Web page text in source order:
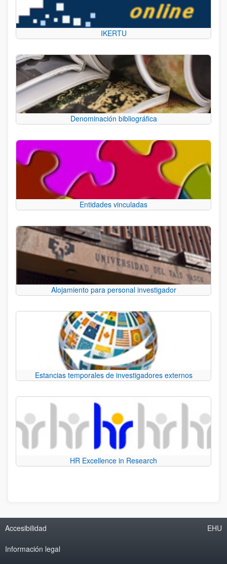
IKERTU
Denominación bibliográfica
Entidades vinculadas
Alojamiento para personal investigador
Estancias temporales de investigadores externos
HR Excellence in Research
Accesibilidad
Información legal
EHU